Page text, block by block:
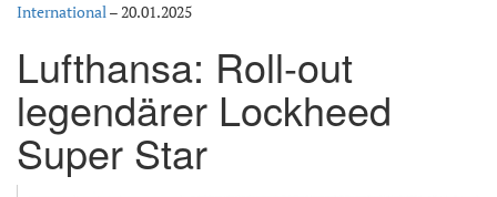
International–20.01.2025
Lufthansa: Roll-out
legendärer Lockheed
Super Star